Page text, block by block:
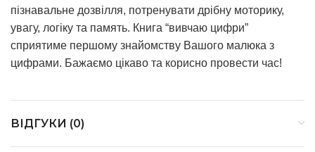
пізнавальне дозвілля, потренувати дрібну моторику,
увагу, логіку та память. Книга “вивчаю цифри”
сприятиме першому знайомству Вашого малюка з
цифрами. Бажаємо цікаво та корисно провести час!
ВІДГУКИ (0)